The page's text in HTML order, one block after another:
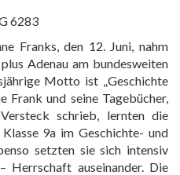
Franks, den 12. Juni, nahm
Adenau am bundesweiten
Motto ist „Geschichte
Frank und seine Tagebücher,
schrieb, lernten die
9a im Geschichte- und
setzten sie sich intensiv
Herrschaft auseinander. Die